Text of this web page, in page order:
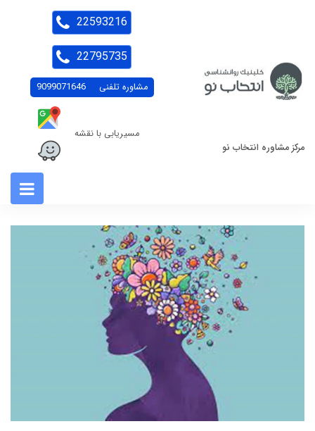
مرکز مشاوره انتخاب نو
مشاوره تلفنی 9099071646
مسیریابی با نقشه
22593216
22795735